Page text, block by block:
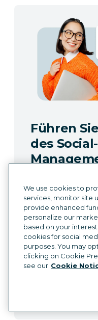
Führen
des
Überzeugen
sparen,
und das Social-
vereinfachen
kostenlosen,
oder Demo.
We use cookies to
services, monitor site
provide enhanced
personalize our
based on your
cookies for social
purposes. You may
clicking on Cookie
see our Cookie